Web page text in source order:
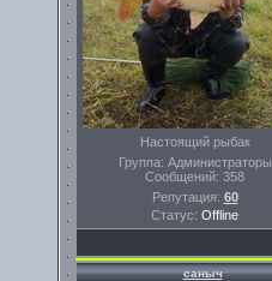
Настоящий рыбак
Группа: Администраторы
Сообщений: 358
Репутация: 60
Статус: Offline
саныч